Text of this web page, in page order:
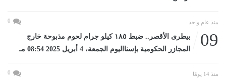
منذ عام واحد 0
09
بيطرى الأقصر.. ضبط ١٨٥ كيلو جرام لحوم مذبوحة خارج
المجازر الحكومية بإسنااليوم الجمعة، 4 أبريل 2025 08:54 مـ
منذ 14 يومًا 0